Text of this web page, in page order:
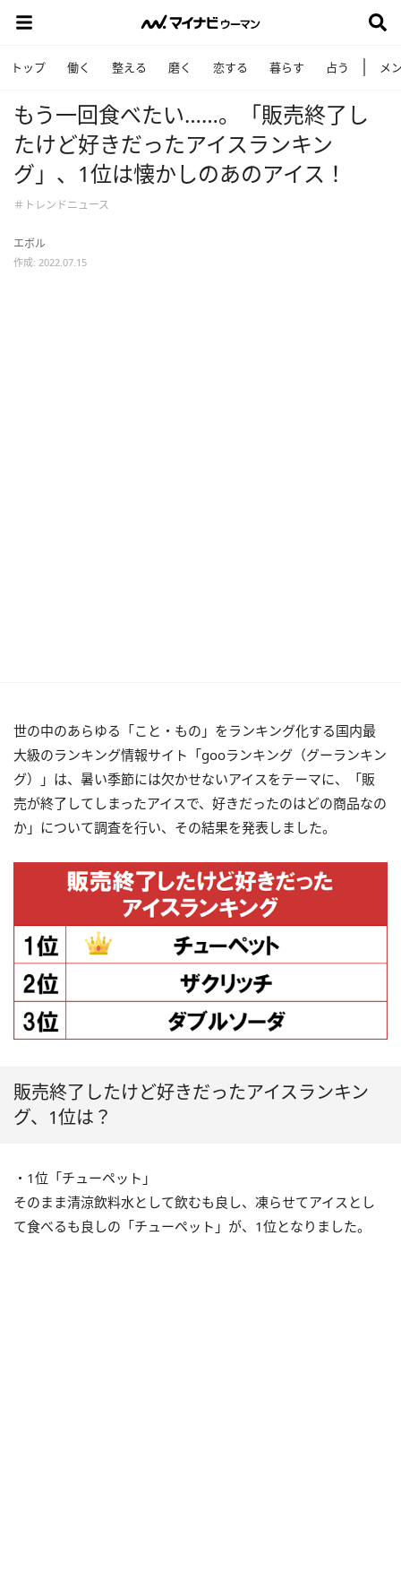
トップ 働く 整える 磨く 恋する 暮らす 占う メ
もう一回食べたい……。「販売終了し
たけど好きだったアイスランキン
グ」、1位は懐かしのあのアイス！
＃トレンドニュース
エボル
作成: 2022.07.15
世の中のあらゆる「こと・もの」をランキング化する国内最
大級のランキング情報サイト「gooランキング（グーランキン
グ）」は、暑い季節には欠かせないアイスをテーマに、「販
売が終了してしまったアイスで、好きだったのはどの商品なの
か」について調査を行い、その結果を発表しました。
販売終了したけど好きだったアイスランキン
グ、1位は？
・1位「チューペット」
そのまま清涼飲料水として飲むも良し、凍らせてアイスとし
て食べるも良しの「チューペット」が、1位となりました。